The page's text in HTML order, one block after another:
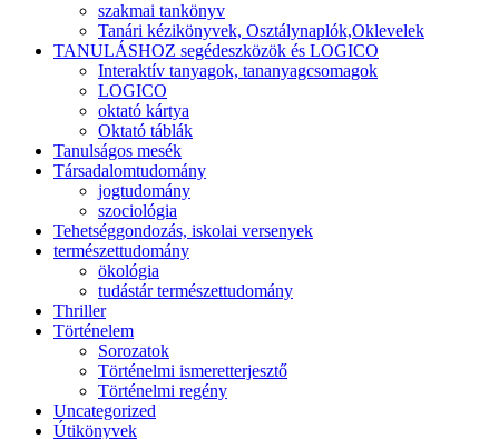
szakmai tankönyv
Tanári kézikönyvek, Osztálynaplók,Oklevelek
TANULÁSHOZ segédeszközök és LOGICO
Interaktív tanyagok, tananyagcsomagok
LOGICO
oktató kártya
Oktató táblák
Tanulságos mesék
Társadalomtudomány
jogtudomány
szociológia
Tehetséggondozás, iskolai versenyek
természettudomány
ökológia
tudástár természettudomány
Thriller
Történelem
Sorozatok
Történelmi ismeretterjesztő
Történelmi regény
Uncategorized
Útikönyvek